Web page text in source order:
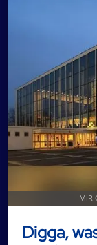
MiR
Digga,